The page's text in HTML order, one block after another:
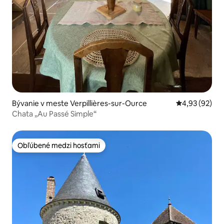
Bývanie v meste Verpillières-sur-Ource Priemerné
4,93 (92)
Chata „Au Passé Simple“
Obľúbené medzi hosťami
Obľúbené medzi hosťami